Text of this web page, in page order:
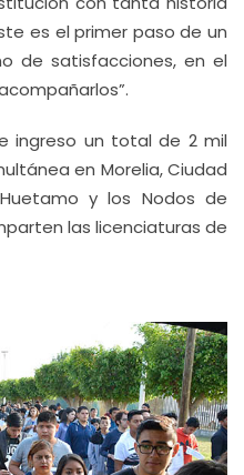
es el primer paso de un
de satisfacciones, en el
ingreso un total de 2 mil
en Morelia, Ciudad
y los Nodos de
las licenciaturas de